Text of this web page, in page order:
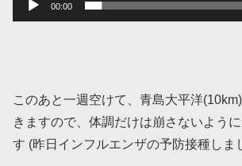
00:00
このあと一週空けて、青島大平洋
きますので、体調だけは崩さないよう
す (昨日インフルエンザの予防接種しま